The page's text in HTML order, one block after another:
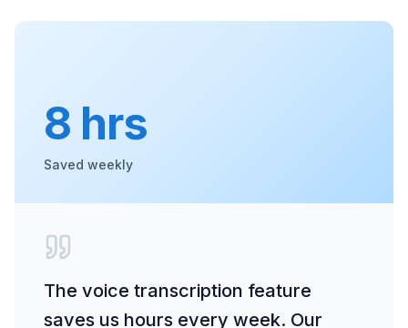
8 hrs
Saved weekly
The voice transcription feature
saves us hours every week. Our